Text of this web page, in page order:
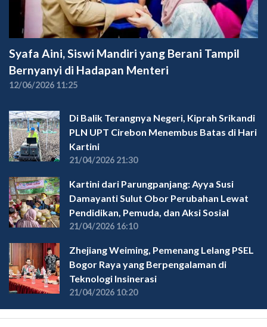
Syafa Aini, Siswi Mandiri yang Berani Tampil
Bernyanyi di Hadapan Menteri
12/06/2026 11:25
Di Balik Terangnya Negeri, Kiprah Srikandi
PLN UPT Cirebon Menembus Batas di Hari
Kartini
21/04/2026 21:30
Kartini dari Parungpanjang: Ayya Susi
Damayanti Sulut Obor Perubahan Lewat
Pendidikan, Pemuda, dan Aksi Sosial
21/04/2026 16:10
Zhejiang Weiming, Pemenang Lelang PSEL
Bogor Raya yang Berpengalaman di
Teknologi Insinerasi
21/04/2026 10:20